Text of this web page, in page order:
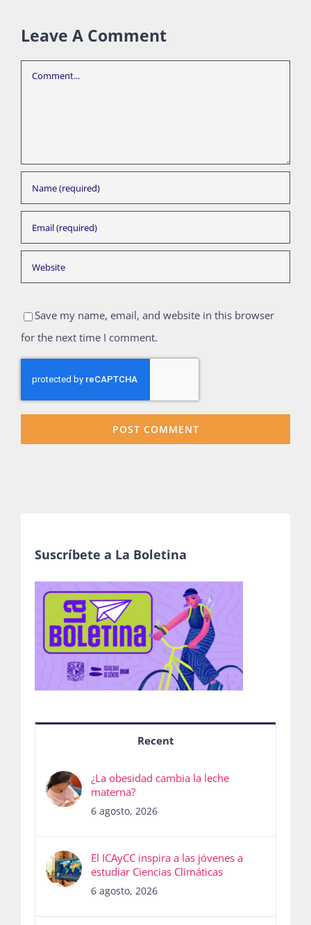
Leave A Comment
Comment
Save my name, email, and website in this browser
for the next time I comment.
Suscríbete a La Boletina
Recent
¿La obesidad cambia la leche
materna?
6 agosto, 2026
El ICAyCC inspira a las jóvenes a
estudiar Ciencias Climáticas
6 agosto, 2026